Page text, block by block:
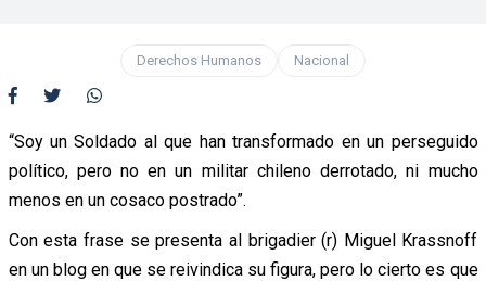
Derechos Humanos Nacional
“Soy un Soldado al que han transformado en un perseguido
político, pero no en un militar chileno derrotado, ni mucho
menos en un cosaco postrado”.
Con esta frase se presenta al brigadier (r) Miguel Krassnoff
en un blog en que se reivindica su figura, pero lo cierto es que